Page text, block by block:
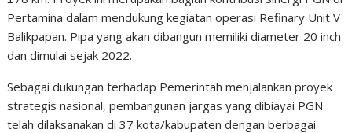
Pertamina dalam mendukung kegiatan operasi Refinary Unit V
Balikpapan. Pipa yang akan dibangun memiliki diameter 20 inch
dan dimulai sejak 2022.
Sebagai dukungan terhadap Pemerintah menjalankan proyek
strategis nasional, pembangunan jargas yang dibiayai PGN
telah dilaksanakan di 37 kota/kabupaten dengan berbagai